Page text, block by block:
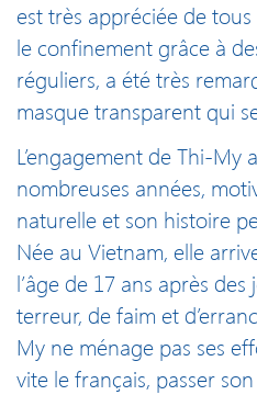
est très appréciée de
le confinement grâce à
réguliers, a été très
masque transparent qui
L’engagement de Thi-My
nombreuses années,
naturelle et son histoire
Née au Vietnam, elle
l’âge de 17 ans après
terreur, de faim et
My ne ménage pas ses
vite le français, passer